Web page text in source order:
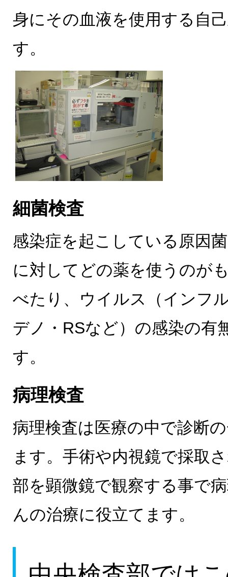
身にその血液を使用する自
す。
細菌検査
感染症を起こしている原因
に対してどの薬を使うのが
べたり、ウイルス（インフ
デノ・RSなど）の感染の有
す。
病理検査
病理検査は医療の中で診断
ます。手術や内視鏡で採取
部を顕微鏡で観察する事で
んの治療に役立てます。